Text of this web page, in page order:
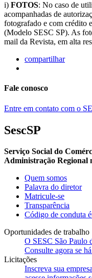
i) FOTOS: No caso de
acompanhadas de
fotografado e com crédito
(Modelo SESC SP). As
mail da Revista, em alta
compartilhar
Fale conosco
Entre em contato com o
SescSP
Serviço Social do
Administração Regional
Quem somos
Palavra do diretor
Matricule-se
Transparência
Código de conduta
Oportunidades de trabalho
O SESC São Paulo
Consulte agora se
Licitações
Inscreva sua